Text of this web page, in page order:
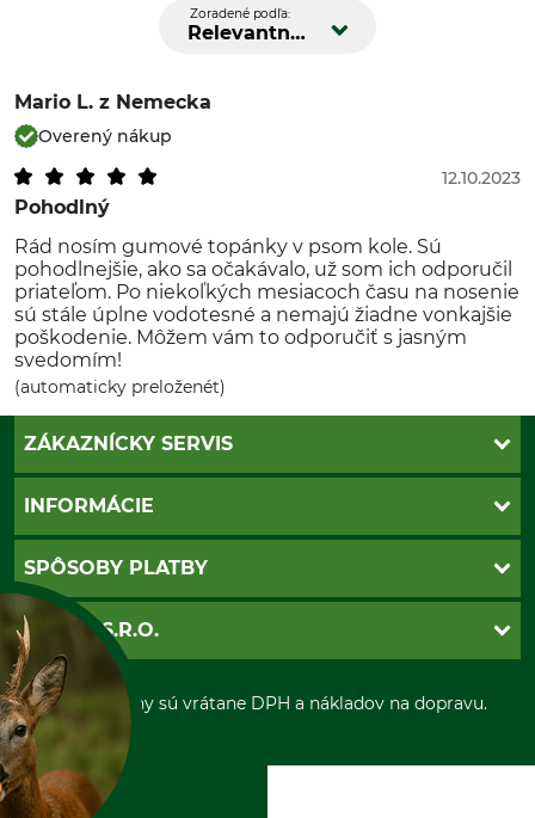
Zoradené podľa:
Relevantnosť
Mario L. z Nemecka
Overený nákup
Pohodlný
12.10.2023
Rád nosím gumové topánky v psom kole. Sú
pohodlnejšie, ako sa očakávalo, už som ich odporučil
priateľom. Po niekoľkých mesiacoch času na nosenie
sú stále úplne vodotesné a nemajú žiadne vonkajšie
poškodenie. Môžem vám to odporučiť s jasným
svedomím!
(automaticky preloženét)
ZÁKAZNÍCKY SERVIS
Kontakt
Newsletter
Nastavenia súborov cookie
INFORMÁCIE
Povinné údaje
Obchodné podmienky
Ochrana osobnych udajov
Otváracie hodiny
Zrušenie objednávky
SPÔSOBY PLATBY
Dobierka
Platba vopred
Sepa-inkaso
Osobný odber
GRUBE S.R.O.
O nás
Predajňa
Kolektív GRUBE
Naše pobočky v Európe
*Všetky ceny sú vrátane DPH a nákladov na dopravu.